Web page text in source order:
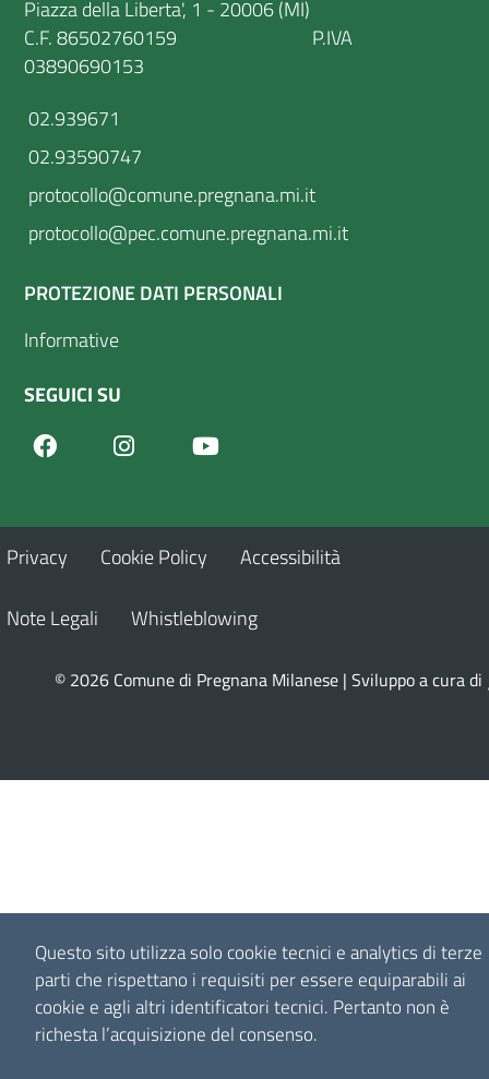
Questo sito utilizza solo cookie tecnici e analytics di terze
parti che rispettano i requisiti per essere equiparabili ai
cookie e agli altri identificatori tecnici. Pertanto non è
richesta l’acquisizione del consenso.
Piazza della Liberta', 1 - 20006 (MI)
C.F. 86502760159 P.IVA
03890690153
02.939671
02.93590747
protocollo@comune.pregnana.mi.it
protocollo@pec.comune.pregnana.mi.it
PROTEZIONE DATI PERSONALI
Informative
SEGUICI SU
FacebookInstagram
Privacy Cookie Policy Accessibilità
Note Legali Whistleblowing
© 2026 Comune di Pregnana Milanese | Sviluppo a cura di